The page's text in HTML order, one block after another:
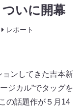
いに開幕
レポート
ンしてきた吉本新
ジカル”でタッグを
の話題作が５月14